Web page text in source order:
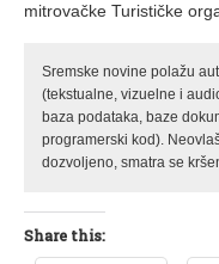
mitrovačke Turističke
Sremske novine polažu
(tekstualne, vizuelne i
baza podataka, baze
programerski kod).
dozvoljeno, smatra se
Share this: